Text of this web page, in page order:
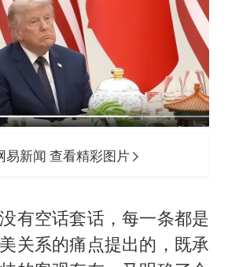
易新闻 查看精彩图片
有空话套话，每一条都是
关系的痛点提出的，既承